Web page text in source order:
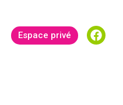
Espace privé